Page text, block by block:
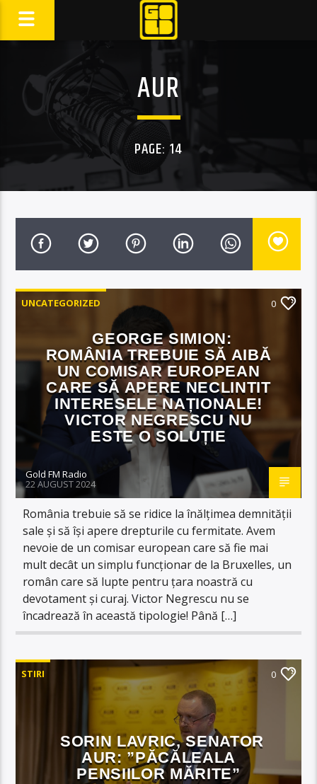
AUR
PAGE: 14
UNCATEGORIZED 0
GEORGE SIMION:
ROMÂNIA TREBUIE SĂ AIBĂ
UN COMISAR EUROPEAN
CARE SĂ APERE NECLINTIT
INTERESELE NAȚIONALE!
VICTOR NEGRESCU NU
ESTE O SOLUȚIE
Gold FM Radio
22 AUGUST 2024
România trebuie să se ridice la înălțimea demnității
sale și să își apere drepturile cu fermitate. Avem
nevoie de un comisar european care să fie mai
mult decât un simplu funcționar de la Bruxelles, un
român care să lupte pentru țara noastră cu
devotament și curaj. Victor Negrescu nu se
încadrează în această tipologie! Până […]
STIRI 0
SORIN LAVRIC, SENATOR
AUR: ”PĂCĂLEALA
PENSIILOR MĂRITE”